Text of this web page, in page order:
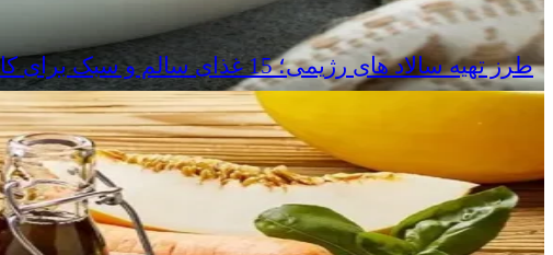
طرز تهیه سالاد های رژیمی؛ 15 غذای سالم و سبک برای کاهش وزن